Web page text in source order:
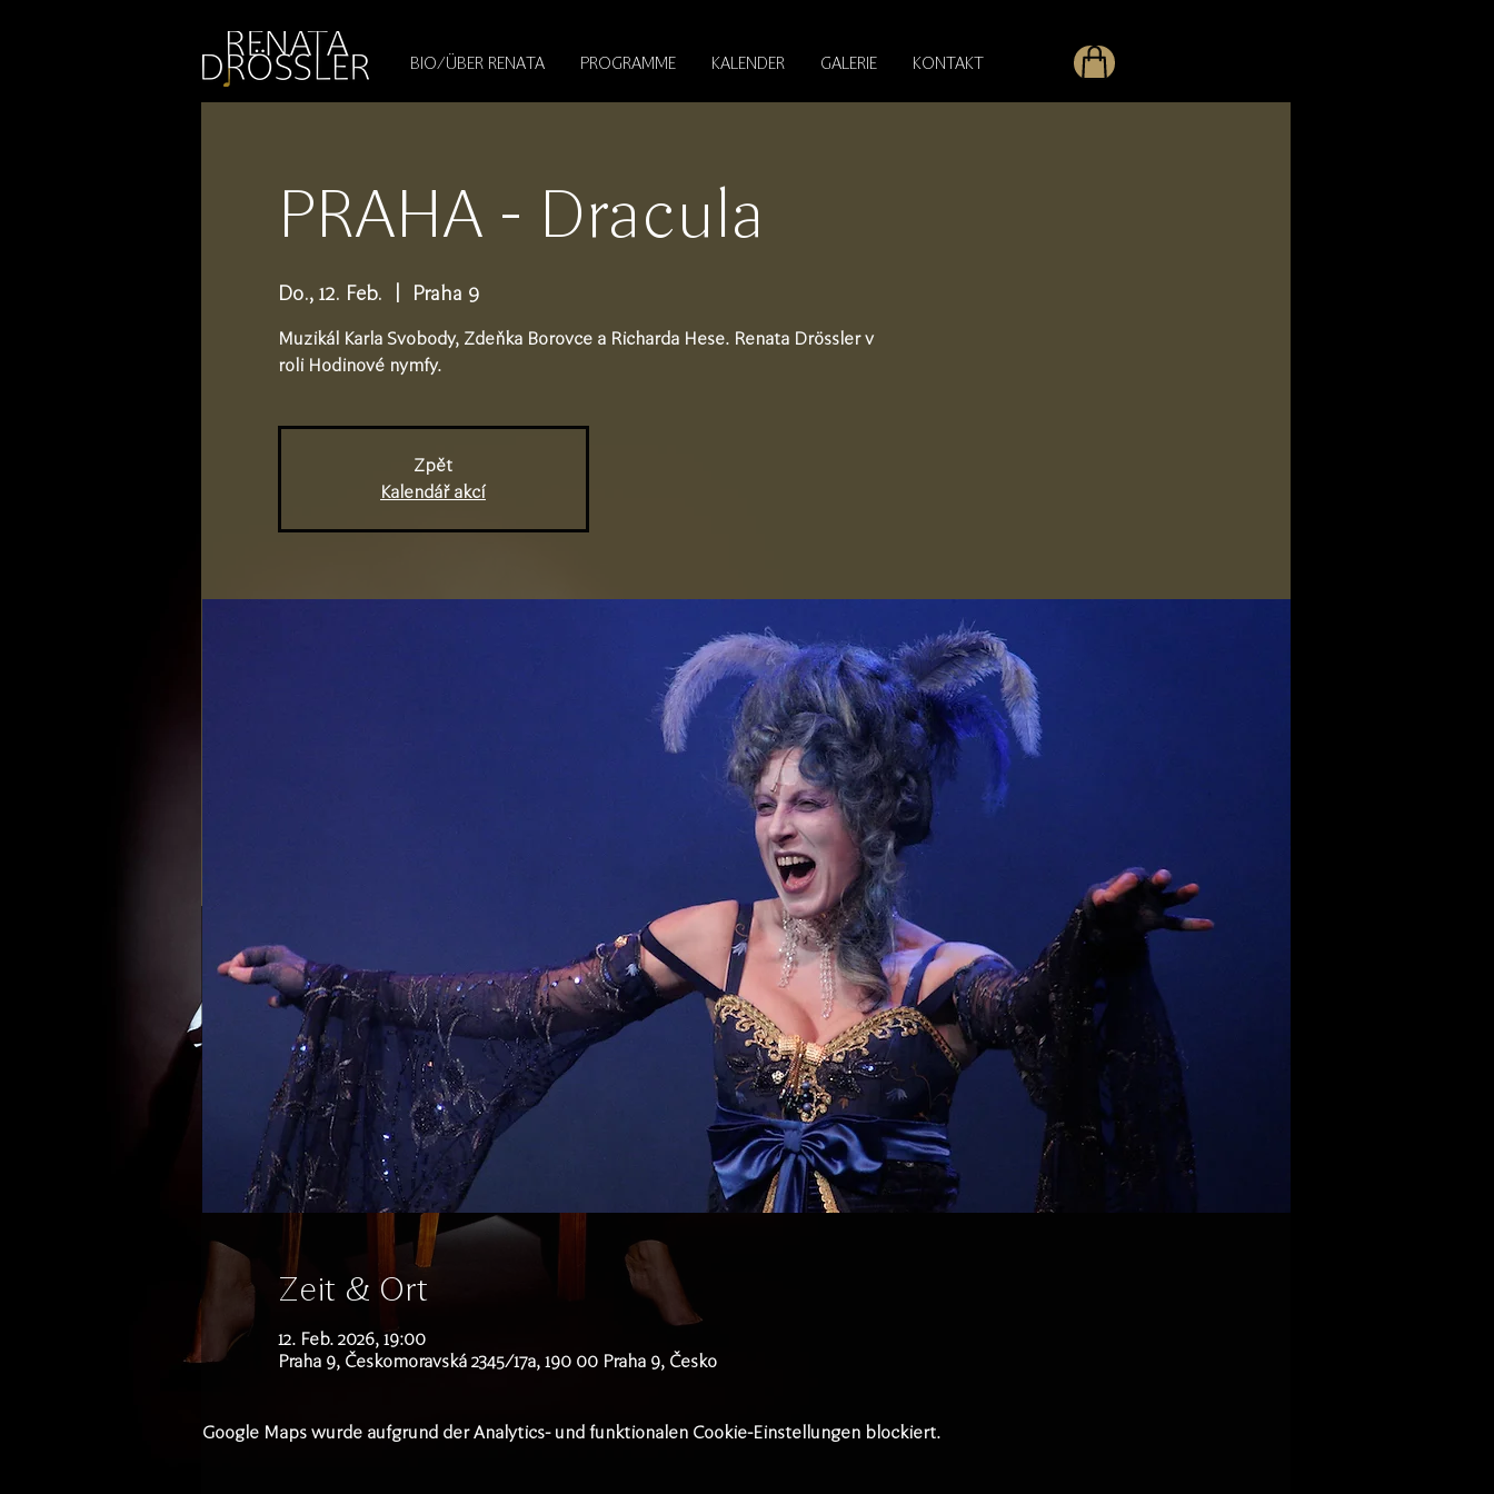
BIO/ÜBER RENATA PROGRAMME KALENDER GALERIE KONTAKT
PRAHA - Dracula
Do., 12. Feb. Praha 9
Muzikál Karla Svobody, Zdeňka Borovce a Richarda Hese. Renata Drössler v
roli Hodinové nymfy.
Zpět
Kalendář akcí
Zeit & Ort
12. Feb. 2026, 19:00
Praha 9, Českomoravská 2345/17a, 190 00 Praha 9, Česko
Google Maps wurde aufgrund der Analytics- und funktionalen Cookie-Einstellungen blockiert.